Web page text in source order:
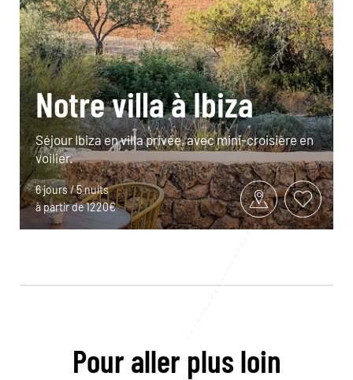
Notre villa à Ibiza
Séjour Ibiza en villa privée, avec mini-croisière en
voilier.
6 jours / 5 nuits
à partir de 1220€
Pour aller plus loin